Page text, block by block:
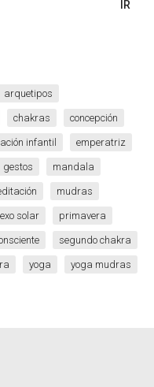
arquetipos
chakras concepción
infantil emperatriz
gestos mandala
mudras
solar primavera
segundo chakra
yoga yoga mudras